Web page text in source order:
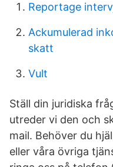
Reportage
Ackumulerad
skatt
Vult
Ställ din juridiska
utreder vi den och
mail. Behöver du
eller våra övriga